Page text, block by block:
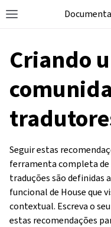
Criando
Seguir estas
ferramenta completa
traduções são definidas
funcional de House que
contextual. Escreva o
estas recomendações